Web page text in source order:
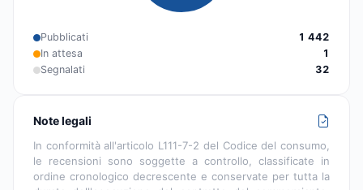
Pubblicati
1 442
In attesa
1
Segnalati
32
Note legali
In conformità all'articolo L111-7-2 del Codice del consumo,
le recensioni sono soggette a controllo, classificate in
ordine cronologico decrescente e conservate per tutta la